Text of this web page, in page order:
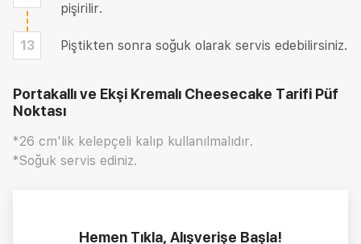
pişirilir.
13 Piştikten sonra soğuk olarak servis edebilirsiniz.
Portakallı ve Ekşi Kremalı Cheesecake Tarifi Püf
Noktası
*26 cm'lik kelepçeli kalıp kullanılmalıdır.
*Soğuk servis ediniz.
Hemen Tıkla, Alışverişe Başla!